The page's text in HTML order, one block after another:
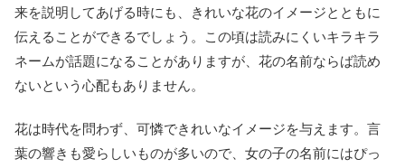
来を説明してあげる時にも、きれいな花のイメージとともに
伝えることができるでしょう。この頃は読みにくいキラキラ
ネームが話題になることがありますが、花の名前ならば読め
ないという心配もありません。
花は時代を問わず、可憐できれいなイメージを与えます。言
葉の響きも愛らしいものが多いので、女の子の名前にはぴっ